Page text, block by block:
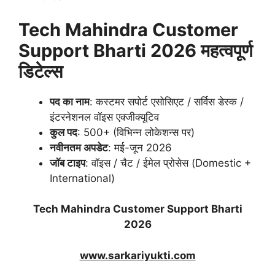
Tech Mahindra Customer
Support Bharti 2026 महत्वपूर्ण
डिटेल्स
पद का नाम: कस्टमर सपोर्ट एसोसिएट / सर्विस डेस्क /
इंटरनेशनल वॉइस एक्जीक्यूटिव
कुल पद: 500+ (विभिन्न लोकेशन्स पर)
नवीनतम अपडेट: मई-जून 2026
जॉब टाइप: वॉइस / चैट / ईमेल प्रोसेस (Domestic +
International)
Tech Mahindra Customer Support Bharti
2026
www.sarkariyukti.com